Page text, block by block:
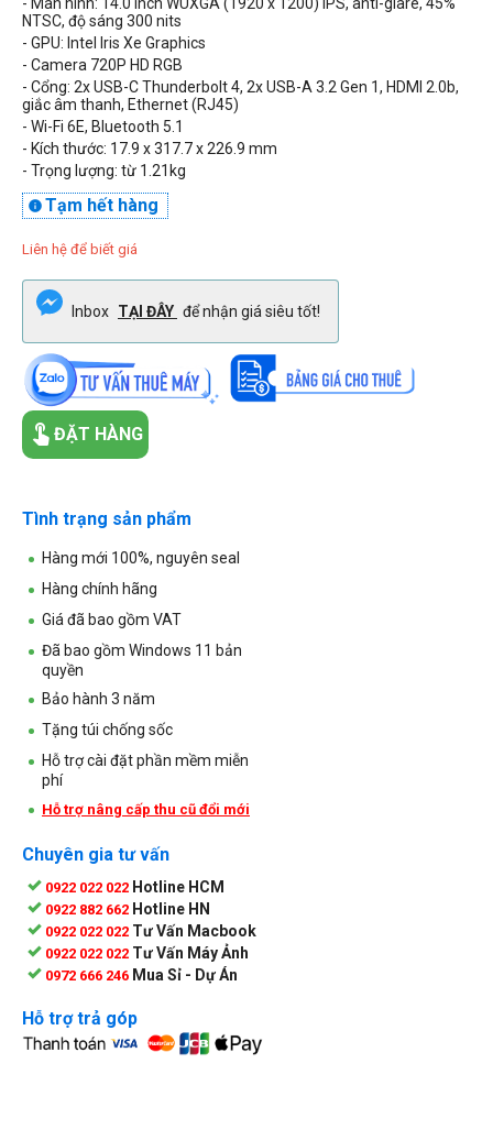
NTSC, độ sáng 300 nits
- GPU: Intel Iris Xe Graphics
- Camera 720P HD RGB
- Cổng: 2x USB-C Thunderbolt 4, 2x USB-A 3.2 Gen 1, HDMI 2.0b,
giắc âm thanh, Ethernet (RJ45)
- Wi-Fi 6E, Bluetooth 5.1
- Kích thước: 17.9 x 317.7 x 226.9 mm
- Trọng lượng: từ 1.21kg
Tạm hết hàng

Liên hệ để biết giá
Inbox TẠI ĐÂY để nhận giá siêu tốt!
ĐẶT HÀNG
Tình trạng sản phẩm
Hàng mới 100%, nguyên seal
Hàng chính hãng
Giá đã bao gồm VAT
Đã bao gồm Windows 11 bản
quyền
Bảo hành 3 năm
Tặng túi chống sốc
Hỗ trợ cài đặt phần mềm miễn
phí
Hỗ trợ nâng cấp thu cũ đổi mới
Chuyên gia tư vấn
0922 022 022 Hotline HCM
0922 882 662 Hotline HN
0922 022 022 Tư Vấn Macbook
0922 022 022 Tư Vấn Máy Ảnh
0972 666 246 Mua Sỉ - Dự Án
Hỗ trợ trả góp